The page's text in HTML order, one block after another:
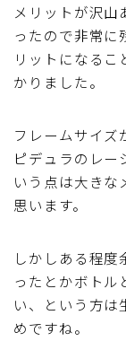
メリットが沢山
ったので非常に
リットになる
かりました。
フレームサイズ
ピデュラのレー
いう点は大きな
思います。
しかしある程
ったとかボトル
い、という方は
めですね。